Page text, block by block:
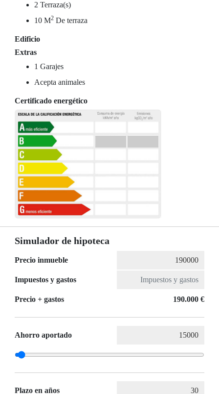
2 Terraza(s)
10 M2 De terraza
Edificio
Extras
1 Garajes
Acepta animales
Certificado energético
Simulador de hipoteca
Precio inmueble
Impuestos y gastos
Precio + gastos 190.000 €
Ahorro aportado
Plazo en años